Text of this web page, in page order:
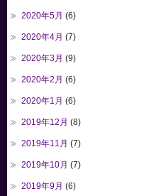
2020年5月 (6)
2020年4月 (7)
2020年3月 (9)
2020年2月 (6)
2020年1月 (6)
2019年12月 (8)
2019年11月 (7)
2019年10月 (7)
2019年9月 (6)